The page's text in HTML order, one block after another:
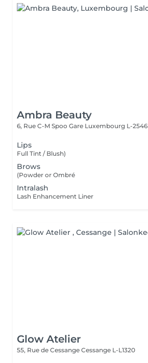
Ambra Beauty
6, Rue C-M Spoo Gare Luxembourg L-2546
Lips
Full Tint / Blush)
Brows
(Powder or Ombré
Intralash
Lash Enhancement Liner
Glow Atelier
55, Rue de Cessange Cessange L-L1320